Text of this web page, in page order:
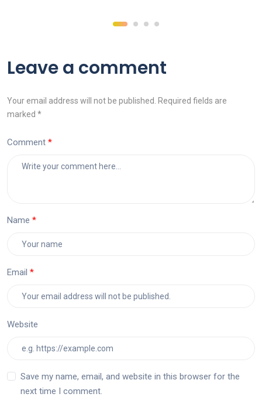
Leave a comment
Your email address will not be published. Required fields are
marked *
Comment
Name
Email
Website
Save my name, email, and website in this browser for the
next time I comment.